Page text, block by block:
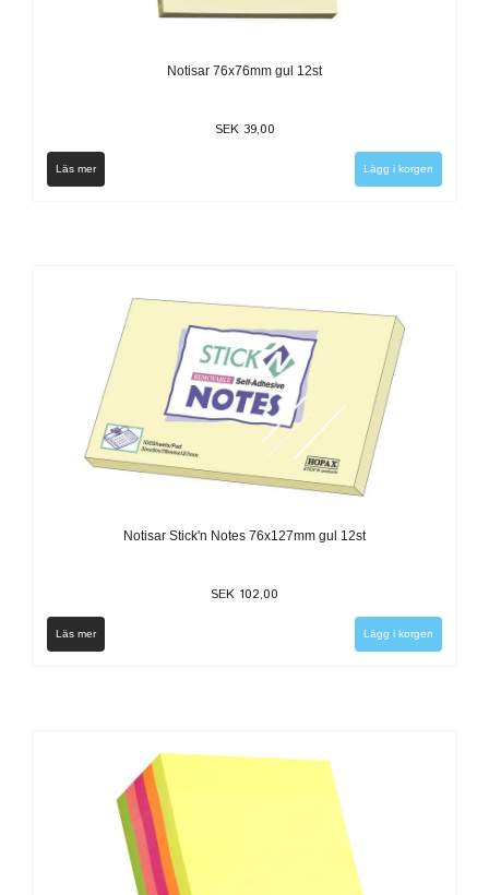
Notisar 76x76mm gul 12st
SEK 39,00
Läs mer
Notisar Stick'n Notes 76x127mm gul 12st
SEK 102,00
Läs mer